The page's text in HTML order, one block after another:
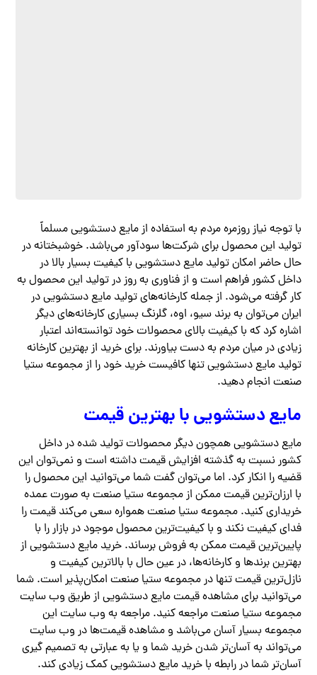
با توجه نیاز روزمره مردم به استفاده از مایع دستشویی مسلماً
تولید این محصول برای شرکت‌ها سودآور می‌باشد. خوشبختانه در
حال حاضر امکان تولید مایع دستشویی با کیفیت بسیار بالا در
داخل کشور فراهم است و از فناوری‌ به روز در تولید این محصول به
کار گرفته می‌شود. از جمله کارخانه‌های تولید مایع دستشویی در
ایران می‌توان به برند سیو، اوه، گلرنگ بسیاری کارخانه‌های دیگر
اشاره کرد که با کیفیت بالای محصولات خود توانسته‌اند اعتبار
زیادی در میان مردم به دست بیاورند. برای خرید از بهترین کارخانه
تولید مایع دستشویی تنها کافیست خرید خود را از مجموعه ستیا
صنعت انجام دهید.
مایع دستشویی با بهترین قیمت
مایع دستشویی همچون دیگر محصولات تولید شده در داخل
کشور نسبت به گذشته افزایش قیمت داشته است و نمی‌توان این
قضیه را انکار کرد. اما می‌توان گفت شما می‌توانید این محصول را
با ارزان‌ترین قیمت ممکن از مجموعه ستیا صنعت به صورت عمده
خریداری کنید. مجموعه ستیا صنعت همواره سعی می‌کند قیمت را
فدای کیفیت نکند و با کیفیت‌ترین محصول موجود در بازار را با
پایین‌ترین قیمت ممکن به فروش برساند‌. خرید مایع دستشویی از
بهترین برندها و کارخانه‌ها، در عین حال با بالاترین کیفیت و
نازل‌ترین قیمت تنها در مجموعه ستیا صنعت امکان‌پذیر است. شما
می‌توانید برای مشاهده قیمت مایع دستشویی از طریق وب سایت
مجموعه ستیا صنعت مراجعه کنید. مراجعه به وب سایت این
مجموعه بسیار آسان می‌باشد و مشاهده قیمت‌ها در وب سایت
می‌تواند به آسان‌تر شدن خرید شما و یا به عبارتی به تصمیم گیری
آسان‌تر شما در رابطه با خرید مایع دستشویی کمک زیادی کند‌.